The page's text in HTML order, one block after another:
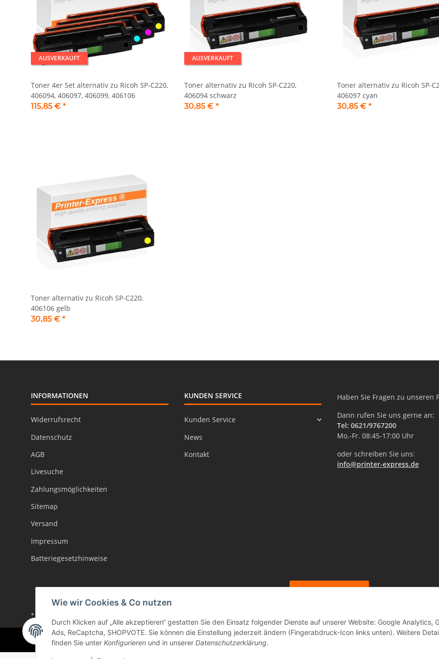
AUSVERKAUFT
Toner 4er Set alternativ zu Ricoh SP-C220,
406094, 406097, 406099, 406106
115,85 € *
AUSVERKAUFT
Toner alternativ zu Ricoh SP-C220,
406094 schwarz
30,85 € *
Toner alternativ zu Ricoh SP-
406097 cyan
30,85 € *
Toner alternativ zu Ricoh SP-C220,
406106 gelb
30,85 € *
INFORMATIONEN
Widerrufsrecht
Datenschutz
AGB
Livesuche
Zahlungsmöglichkeiten
Sitemap
Versand
Impressum
Batteriegesetzhinweise
KUNDEN SERVICE
Kunden Service
News
Kontakt
Haben Sie Fragen zu unseren
Dann rufen Sie uns gerne an:
Tel: 0621/9767200
Mo.-Fr. 08:45-17:00 Uhr
oder schreiben Sie uns:
info@printer-express.de
* Alle Preise inkl. gesetzlicher USt., zzgl.
© Printer-Express
Wie wir Cookies & Co nutzen
Durch Klicken auf „Alle akzeptieren“ gestatten Sie den Einsatz folgender Dienste auf unserer Website: Google Analytics,
Ads, ReCaptcha, SHOPVOTE. Sie können die Einstellung jederzeit ändern (Fingerabdruck-Icon links unten). Weitere
finden Sie unter Konfigurieren und in unserer Datenschutzerklärung.